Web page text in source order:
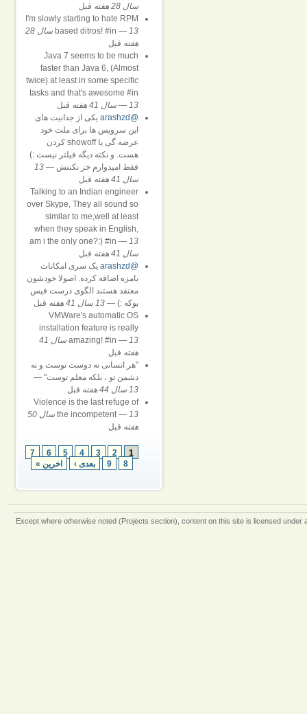
سال 28 هفته
قبل
I'm slowly starting to hate RPM
based ditros! #in —
13 سال 28
هفته قبل
Java 7 seems to be much
faster than Java 6, (Almost
twice) at least in some specific
tasks and that's awesome #in
— 13 سال 41 هفته
قبل
@arashzd
یکی از جذابیت های
این سرویس ها برای ملت خود
عرضه گی یا showoff کردن
هست. و نکته دیگه فیلتر نیست :)
فقط امیدوارم خز نکننش —
13
سال 41 هفته
قبل
Talking to an Indian engineer
over Skype, They all sound so
similar to me,well at least
when they speak in English,
am i the only one?:) #in — 13
سال 41 هفته
قبل
@arashzd
یک سری امکانات
بامزه اضافه کرده. اصولا خودشون
معتقد هستند الگوی درست فیس
بوکه :) — 13 سال 41 هفته
قبل
VMWare's automatic OS
installation feature is really
amazing! #in —
13 سال 41
هفته قبل
"هر انسانی نه دوست توست و نه
دشمن تو ، بلکه معلم توست" —
13 سال 44 هفته
قبل
Violence is the last refuge of
the incompetent —
13 سال 50
هفته قبل
1
2
3
4
5
6
7
8
9 بعدی › اخرین »
Except where otherwise noted (Projects section) , content on this site is licensed under